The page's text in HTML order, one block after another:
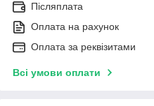
Післяплата
Оплата на рахунок
Оплата за реквізитами
Всі умови оплати